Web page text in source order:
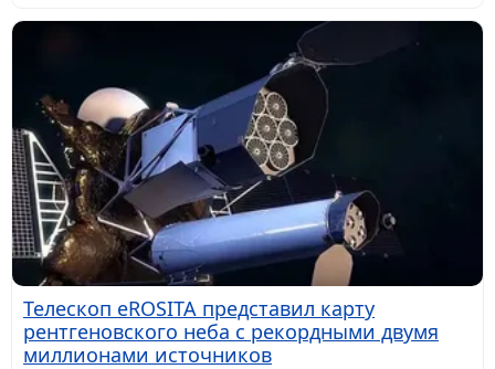
Телескоп eROSITA представил карту
рентгеновского неба с рекордными двумя
миллионами источников